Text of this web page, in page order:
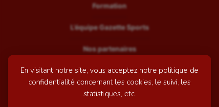
En visitant notre site, vous acceptez notre politique de
confidentialité concernant les cookies, le suivi, les
statistiques, etc.
Formation
L’équipe Gazette Sports
Nos partenaires
Recrutement
Mentions légales